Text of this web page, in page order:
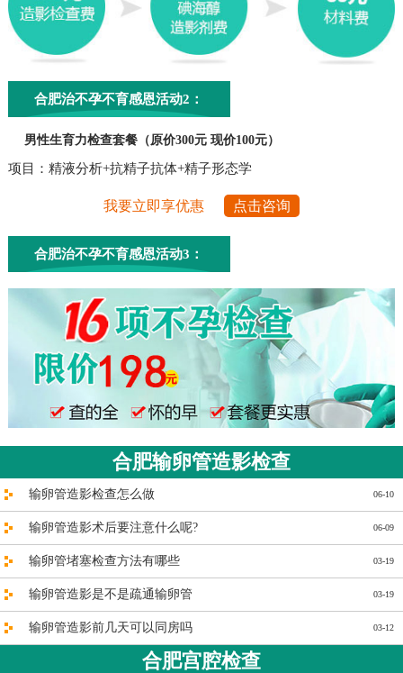
合肥治不孕不育感恩活动2：
男性生育力检查套餐（原价300元 现价100元）
项目：精液分析+抗精子抗体+精子形态学
我要立即享优惠 点击咨询
合肥治不孕不育感恩活动3：
合肥输卵管造影检查
06-10
输卵管造影检查怎么做
06-09
输卵管造影术后要注意什么呢?
03-19
输卵管堵塞检查方法有哪些
03-19
输卵管造影是不是疏通输卵管
03-12
输卵管造影前几天可以同房吗
合肥宫腔检查